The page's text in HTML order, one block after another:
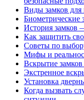
Виды замков
Биометрические
История замков
Как защитить
Советы по
Мифы и
Вскрытие
Экстренное
Установка
Когда вызвать